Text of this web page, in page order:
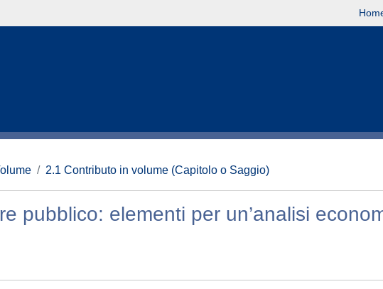
2.1 Contributo in volume (Capitolo o Saggio)
pubblico: elementi per un’analisi